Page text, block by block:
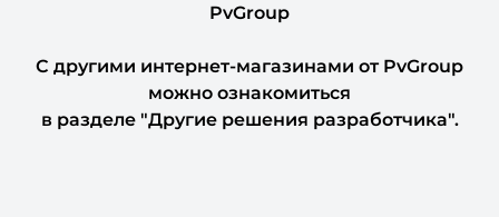
С другими интернет-магазинами от PvGroup
в разделе "Другие решения разработчика".